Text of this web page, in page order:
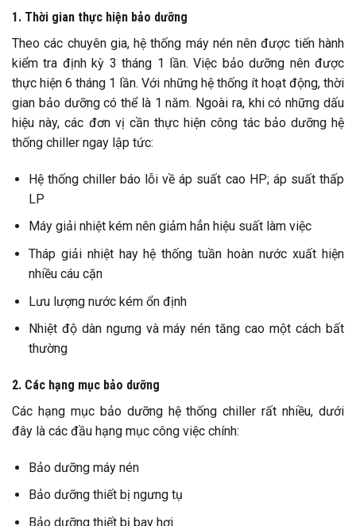
1. Thời gian thực hiện bảo dưỡng
Theo các chuyên gia, hệ thống máy nén nên được tiến hành
kiểm tra định kỳ 3 tháng 1 lần. Việc bảo dưỡng nên được
thực hiện 6 tháng 1 lần. Với những hệ thống ít hoạt động, thời
gian bảo dưỡng có thể là 1 năm. Ngoài ra, khi có những dấu
hiệu này, các đơn vị cần thực hiện công tác bảo dưỡng hệ
thống chiller ngay lập tức:
Hệ thống chiller báo lỗi về áp suất cao HP; áp suất thấp
LP
Máy giải nhiệt kém nên giảm hẳn hiệu suất làm việc
Tháp giải nhiệt hay hệ thống tuần hoàn nước xuất hiện
nhiều cáu cặn
Lưu lượng nước kém ổn định
Nhiệt độ dàn ngưng và máy nén tăng cao một cách bất
thường
2. Các hạng mục bảo dưỡng
Các hạng mục bảo dưỡng hệ thống chiller rất nhiều, dưới
đây là các đầu hạng mục công việc chính:
Bảo dưỡng máy nén
Bảo dưỡng thiết bị ngưng tụ
Bảo dưỡng thiết bị bay hơi